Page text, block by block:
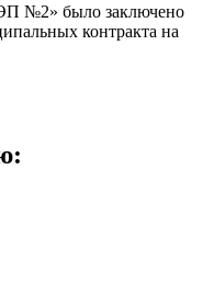
№2» было заключено
контракта на